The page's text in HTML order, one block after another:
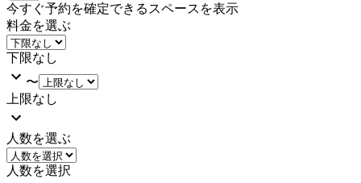
今すぐ予約を確定できるスペースを表示
料金を選ぶ
下限なし
〜
上限なし
人数を選ぶ
人数を選択